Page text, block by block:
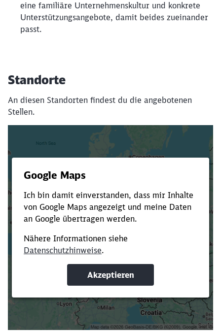
eine familiäre Unternehmenskultur und konkrete
Unterstützungsangebote, damit beides zueinander
passt.
Standorte
An diesen Standorten findest du die angebotenen
Stellen.
Verkürze die Ladezeit, indem du Suchbegriffe
oder Filter hinzufügst.
Suchbegriffe eingeben
Filter setzen